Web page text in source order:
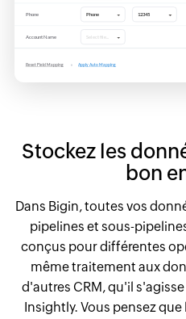
Stockez les
bon
Dans Bigin, toutes vos
pipelines et sous-
conçus pour différentes
même traitement aux
d'autres CRM, qu'il
Insightly. Vous pensez